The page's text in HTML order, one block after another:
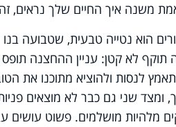
משנה איך החיים שלך נראים,
הוא נטייה טבעית, שטבועה בנו
לא קטן: עניין ההחצנה תופס
לנסות ולהוציא מתוכנו את
שני גם כבר לא מוצאים
מלהיות מושלמים. פשוט